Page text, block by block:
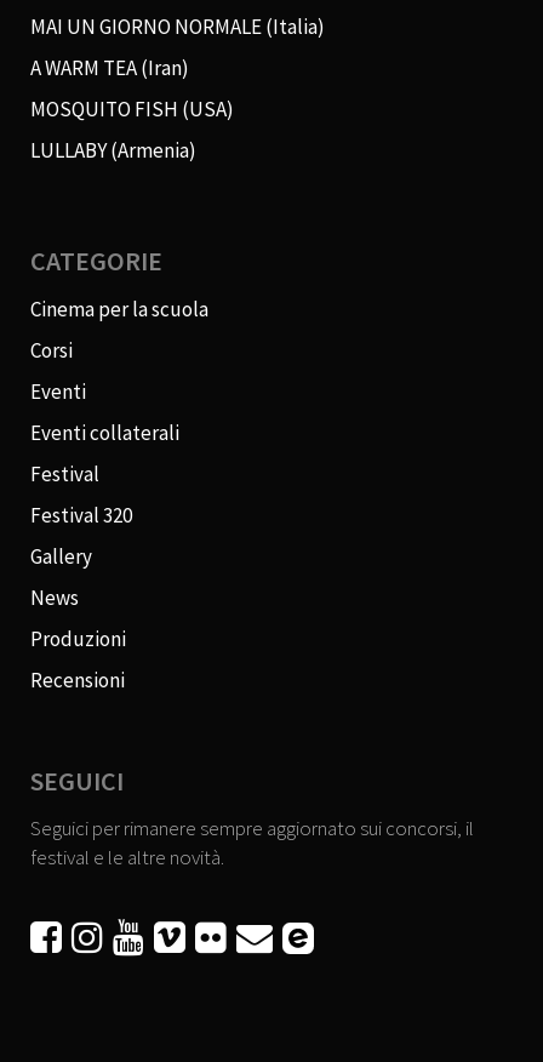
MAI UN GIORNO NORMALE (Italia)
A WARM TEA (Iran)
MOSQUITO FISH (USA)
LULLABY (Armenia)
CATEGORIE
Cinema per la scuola
Corsi
Eventi
Eventi collaterali
Festival
Festival 320
Gallery
News
Produzioni
Recensioni
SEGUICI
Seguici per rimanere sempre aggiornato sui concorsi, il
festival e le altre novità.
     